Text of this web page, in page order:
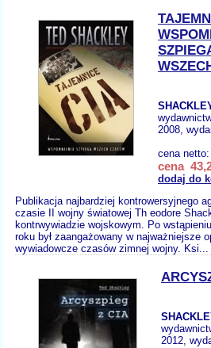
2008,
cena
cena
dodaj do
Publikacja najbardziej kontrowersyjnego
czasie II wojny światowej Th eodore
kontrwywiadzie wojskowym. Po
roku był zaangażowany w najważniejsze
wywiadowcze czasów zimnej wojny. Ksi...
2012,